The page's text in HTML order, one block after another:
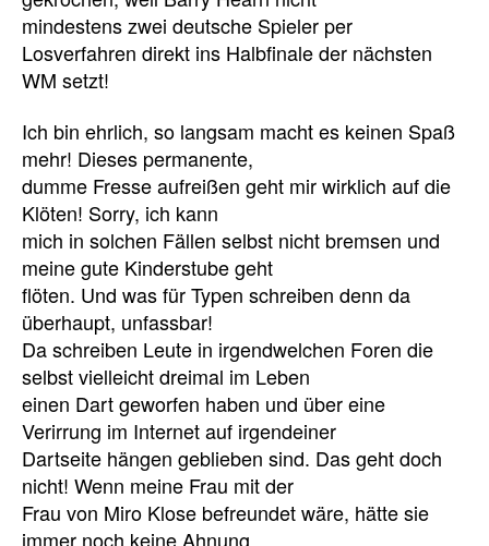
mindestens zwei deutsche Spieler per
Losverfahren direkt ins Halbfinale der nächsten
WM setzt!
Ich bin ehrlich, so langsam macht es keinen Spaß
mehr! Dieses permanente,
dumme Fresse aufreißen geht mir wirklich auf die
Klöten! Sorry, ich kann
mich in solchen Fällen selbst nicht bremsen und
meine gute Kinderstube geht
flöten. Und was für Typen schreiben denn da
überhaupt, unfassbar!
Da schreiben Leute in irgendwelchen Foren die
selbst vielleicht dreimal im Leben
einen Dart geworfen haben und über eine
Verirrung im Internet auf irgendeiner
Dartseite hängen geblieben sind. Das geht doch
nicht! Wenn meine Frau mit der
Frau von Miro Klose befreundet wäre, hätte sie
immer noch keine Ahnung